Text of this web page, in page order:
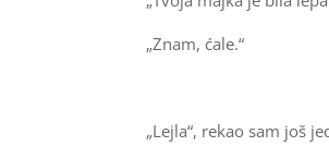
„Znam, ćale.“
„Lejla“, rekao sam još